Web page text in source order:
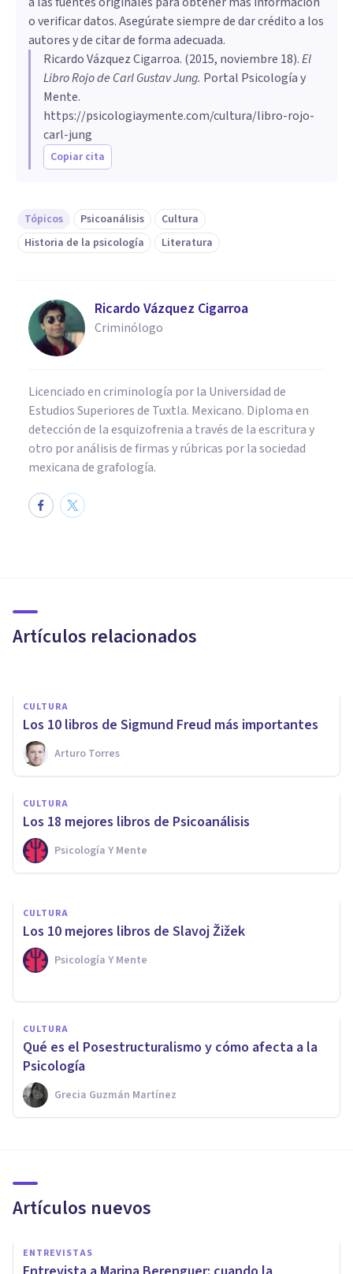
o verificar datos. Asegúrate siempre de dar crédito a los
autores y de citar de forma adecuada.
Ricardo Vázquez Cigarroa. (2015, noviembre 18).​El
Libro Rojo de Carl Gustav Jung. Portal Psicología y
Mente.
https://psicologiaymente.com/cultura/libro-rojo-
carl-jung
Copiar cita
Tópicos Psicoanálisis
Cultura
Historia de la psicología
Literatura
Ricardo Vázquez Cigarroa
Criminólogo
Licenciado en criminología por la Universidad de
Estudios Superiores de Tuxtla. Mexicano. Diploma en
detección de la esquizofrenia a través de la escritura y
otro por análisis de firmas y rúbricas por la sociedad
mexicana de grafología.
Artículos relacionados
Gustav Jung
CULTURA
​Los 10 libros de Sigmund Freud más importantes
Arturo Torres
CULTURA
​Los 18 mejores libros de Psicoanálisis
Psicología Y Mente
CULTURA
14 ensayos recomendados
para mentes curiosas
Oscar Castillero Mimenza
CULTURA
​Los 10 mejores libros de Slavoj Žižek
Psicología Y Mente
CULTURA
Qué es el Posestructuralismo y cómo afecta a la
Psicología
Grecia Guzmán Martínez
Artículos nuevos
ENTREVISTAS